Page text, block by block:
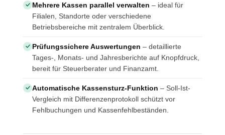
Mehrere Kassen parallel verwalten – ideal für
Filialen, Standorte oder verschiedene
Betriebsbereiche mit zentralem Überblick.
Prüfungssichere Auswertungen – detaillierte
Tages-, Monats- und Jahresberichte auf Knopfdruck,
bereit für Steuerberater und Finanzamt.
Automatische Kassensturz-Funktion – Soll-Ist-
Vergleich mit Differenzenprotokoll schützt vor
Fehlbuchungen und Kassenfehlbeständen.